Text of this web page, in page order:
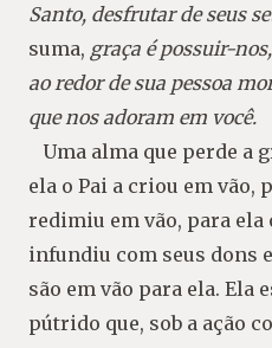
Santo, desfrutar de seus
suma, graça é possuir-
ao redor de sua pessoa
que nos adoram em você.
Uma alma que perde a
ela o Pai a criou em vão,
redimiu em vão, para ela
infundiu com seus dons
são em vão para ela. Ela
pútrido que, sob a ação